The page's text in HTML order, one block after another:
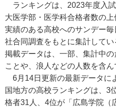
ランキングは、2023年度入
大医学部・医学科合格者数の
実績のある高校へのサンデー
社合同調査をもとに集計してい
掲載データは、一部、集計中
ことや、浪人などの人数を含ん
6月14日更新の最新データに
国地方の高校ランキングは、3
格者31人、4位が「広島学院（